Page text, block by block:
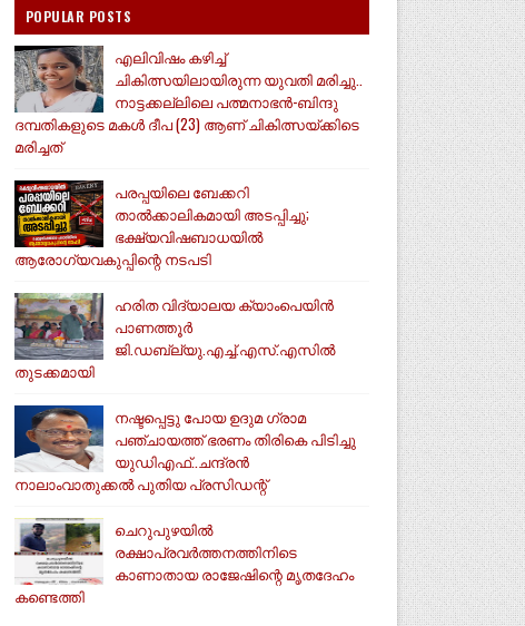
POPULAR POSTS
എലിവിഷം കഴിച്ച്
ചികിത്സയിലായിരുന്ന യുവതി മരിച്ചു..
നാട്ടക്കല്ലിലെ പത്മനാഭൻ-ബിന്ദു
ദമ്പതികളുടെ മകൾ ദീപ (23) ആണ് ചികിത്സയ്ക്കിടെ
മരിച്ചത്
പരപ്പയിലെ ബേക്കറി
താൽക്കാലികമായി അടപ്പിച്ചു;
ഭക്ഷ്യവിഷബാധയിൽ
ആരോഗ്യവകുപ്പിന്റെ നടപടി
ഹരിത വിദ്യാലയ ക്യാംപെയിൻ
പാണത്തൂർ
ജി.ഡബ്ല്യു.എച്ച്.എസ്.എസിൽ
തുടക്കമായി
നഷ്ടപ്പെട്ടു പോയ ഉദുമ ഗ്രാമ
പഞ്ചായത്ത് ഭരണം തിരികെ പിടിച്ചു
യുഡിഎഫ്..ചന്ദ്രൻ
നാലാംവാതുക്കൽ പുതിയ പ്രസിഡന്റ്
ചെറുപുഴയിൽ
രക്ഷാപ്രവർത്തനത്തിനിടെ
കാണാതായ രാജേഷിന്റെ മൃതദേഹം
കണ്ടെത്തി